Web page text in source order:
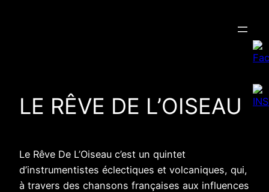
LE RÊVE DE L’OISEAU
Le Rêve De L’Oiseau c’est un quintet
d’instrumentistes éclectiques et volcaniques, qui,
à travers des chansons françaises aux influences